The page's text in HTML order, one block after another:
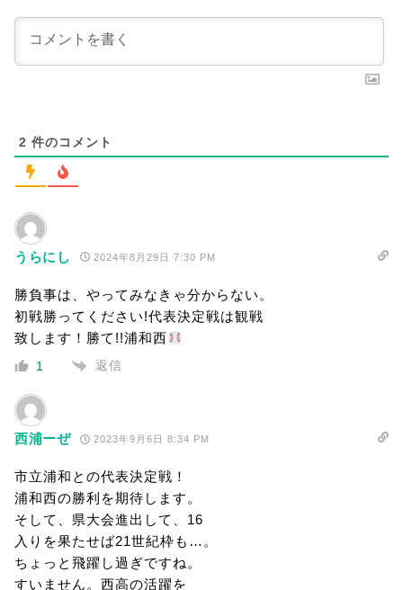
2 件のコメント
うらにし 2024年8月29日 7:30 PM
勝負事は、やってみなきゃ分からない。
初戦勝ってください!代表決定戦は観戦
致します！勝て!!浦和西
1 返信
西浦ーぜ 2023年9月6日 8:34 PM
市立浦和との代表決定戦！
浦和西の勝利を期待します。
そして、県大会進出して、16
入りを果たせば21世紀枠も…。
ちょっと飛躍し過ぎですね。
すいません。西高の活躍を